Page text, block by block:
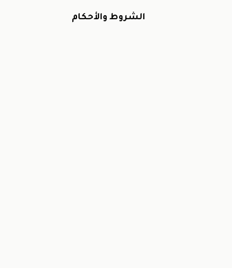
الشروط والأحكام